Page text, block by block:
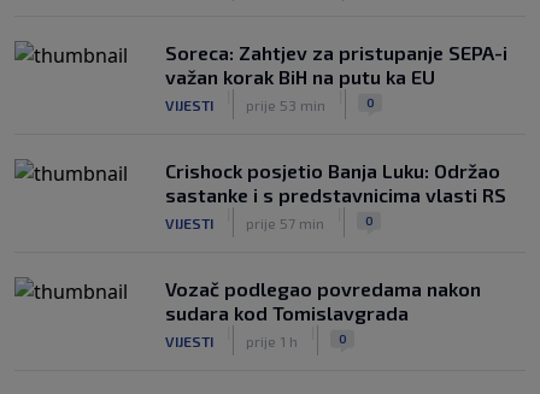
Soreca: Zahtjev za pristupanje SEPA-i
važan korak BiH na putu ka EU
VIJESTI prije 53 min 0
Crishock posjetio Banja Luku: Održao
sastanke i s predstavnicima vlasti RS
VIJESTI prije 57 min 0
Vozač podlegao povredama nakon
sudara kod Tomislavgrada
VIJESTI prije 1 h 0